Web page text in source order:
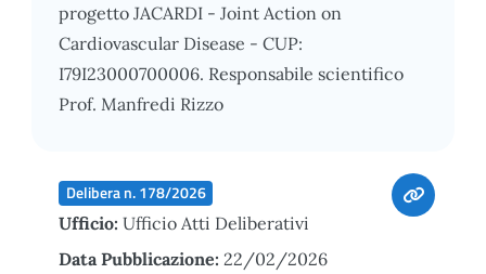
progetto JACARDI - Joint Action on
Cardiovascular Disease - CUP:
I79I23000700006. Responsabile scientifico
Prof. Manfredi Rizzo
Delibera n. 178/2026
Ufficio: Ufficio Atti Deliberativi
Data Pubblicazione: 22/02/2026